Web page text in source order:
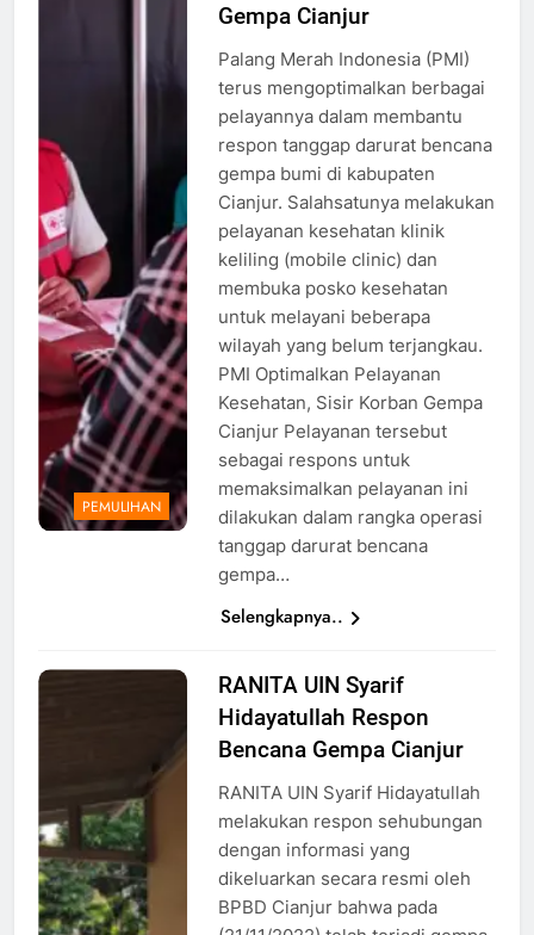
sumber:
Atep
Maulana
PEMULIHAN
Gempa Cianjur
Palang Merah Indonesia (PMI)
terus mengoptimalkan berbagai
pelayannya dalam membantu
respon tanggap darurat bencana
gempa bumi di kabupaten
Cianjur. Salahsatunya melakukan
pelayanan kesehatan klinik
keliling (mobile clinic) dan
membuka posko kesehatan
untuk melayani beberapa
wilayah yang belum terjangkau.
PMI Optimalkan Pelayanan
Kesehatan, Sisir Korban Gempa
Cianjur Pelayanan tersebut
sebagai respons untuk
memaksimalkan pelayanan ini
dilakukan dalam rangka operasi
tanggap darurat bencana
gempa…
Selengkapnya..
Bencana
Gempa
Cianjur,
Sumber
foto: Ranita
RANITA UIN Syarif
Hidayatullah Respon
Bencana Gempa Cianjur
RANITA UIN Syarif Hidayatullah
melakukan respon sehubungan
dengan informasi yang
dikeluarkan secara resmi oleh
BPBD Cianjur bahwa pada